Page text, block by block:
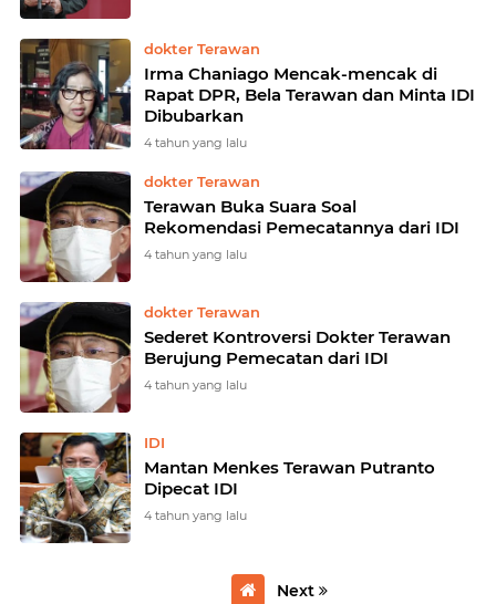
dokter Terawan
Irma Chaniago Mencak-mencak di
Rapat DPR, Bela Terawan dan Minta IDI
Dibubarkan
4 tahun yang lalu
dokter Terawan
Terawan Buka Suara Soal
Rekomendasi Pemecatannya dari IDI
4 tahun yang lalu
dokter Terawan
Sederet Kontroversi Dokter Terawan
Berujung Pemecatan dari IDI
4 tahun yang lalu
IDI
Mantan Menkes Terawan Putranto
Dipecat IDI
4 tahun yang lalu
Next